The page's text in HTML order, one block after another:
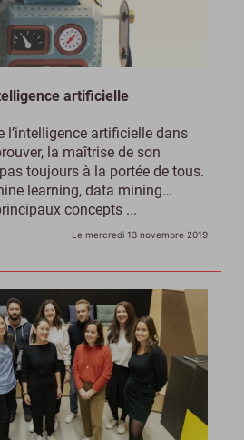
artificielle
l’intelligence artificielle dans
la maîtrise de son
toujours à la portée de tous.
learning, data mining…
concepts ...
Le mercredi 13 novembre 2019